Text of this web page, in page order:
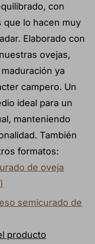
con
que lo hacen muy
Elaborado con
ovejas,
ya
campero. Un
ideal para un
manteniendo
También
formatos:
de oveja
semicurado de
producto